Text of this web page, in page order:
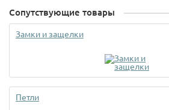
Сопутствующие товары
Замки и защелки
Петли